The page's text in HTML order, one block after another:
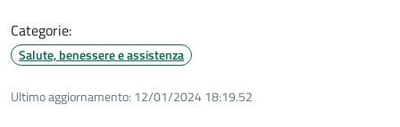
Categorie:
Salute, benessere e assistenza
Ultimo aggiornamento: 12/01/2024 18:19.52